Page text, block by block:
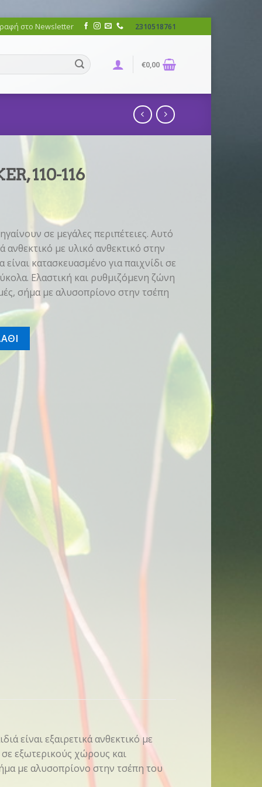
στο Newsletter 2310518761
€0,00
110-116
σε μεγάλες περιπέτειες. Αυτό
ανθεκτικό με υλικό ανθεκτικό στην
κατασκευασμένο για παιχνίδι σε
Ελαστική και ρυθμιζόμενη ζώνη
σήμα με αλυσοπρίονο στην τσέπη
είναι εξαιρετικά ανθεκτικό με
σε εξωτερικούς χώρους και
με αλυσοπρίονο στην τσέπη του